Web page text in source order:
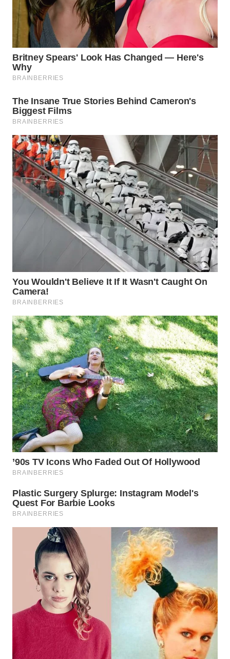
BINJAI
WN
CIREBON
WN
WN
KUNINGAN
WN
MAJALENGKA
WN
SUBANG
PURWAKARTA
WN
PRIANGAN
TIMUR
WN
SEMARANG
WN
SOLO
WN
BOROBUDUR
WN
MADURA
WN
SURABAYA
NATUNA
WN
BINTAN
WN
MANDALIKA